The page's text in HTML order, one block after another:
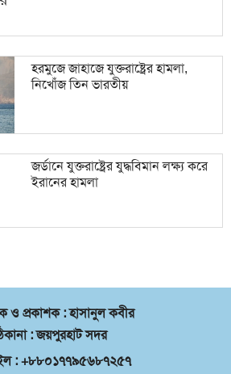
হরমুজে জাহাজে যুক্তরাষ্ট্রের হামলা,
নিখোঁজ তিন ভারতীয়
জর্ডানে যুক্তরাষ্ট্রের যুদ্ধবিমান লক্ষ্য করে
ইরানের হামলা
ও প্রকাশক : হাসানুল কবীর
: জয়পুরহাট সদর
: +৮৮০১৭৭৯৫৬৮৭২৫৭